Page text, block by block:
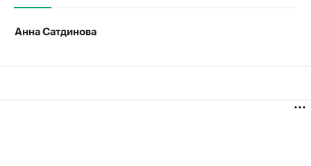
Анна Сатдинова